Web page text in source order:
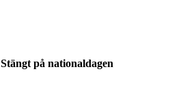
Stängt på nationaldagen